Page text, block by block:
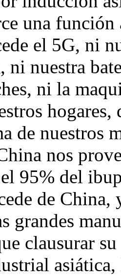
una
el 5G, ni
ni nuestra
ni la
de nuestros
nos
95% del
de
grandes
clausurar